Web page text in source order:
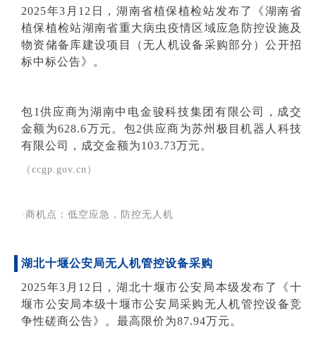
2025年3月12日，湖南省植保植检站发布了《湖南省
植保植检站湖南省重大病虫疫情区域应急防控设施及
物资储备库建设项目（无人机设备采购部分）公开招
标中标公告》。
包1供应商为湖南中电金骏科技集团有限公司，成交
金额为628.6万元。包2供应商为苏州极目机器人科技
有限公司，成交金额为103.73万元。
（ccgp.gov.cn）
·商机点：低空应急，防控无人机
湖北十堰公安局无人机管控设备采购
2025年3月12日，湖北十堰市公安局本级发布了《十
堰市公安局本级十堰市公安局采购无人机管控设备竞
争性磋商公告》。最高限价为87.94万元。